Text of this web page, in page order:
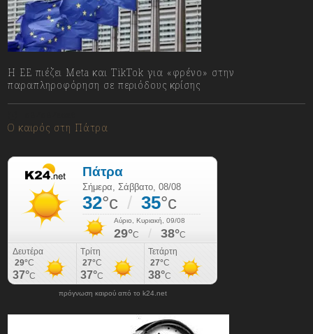
Η ΕΕ πιέζει Meta και TikTok για «φρένο» στην
παραπληροφόρηση σε περιόδους κρίσης
Ο καιρός στη Πάτρα
πρόγνωση καιρού από το k24.net